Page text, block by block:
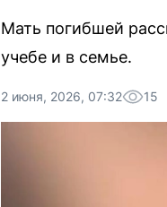
Мать погибшей
учебе и в семье.
2 июня, 2026, 07:32 15